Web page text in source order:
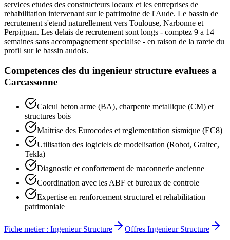
services etudes des constructeurs locaux et les entreprises de
rehabilitation intervenant sur le patrimoine de l'Aude. Le bassin de
recrutement s'etend naturellement vers Toulouse, Narbonne et
Perpignan. Les delais de recrutement sont longs - comptez 9 a 14
semaines sans accompagnement specialise - en raison de la rarete du
profil sur le bassin audois.
Competences cles du ingenieur structure evaluees a
Carcassonne
Calcul beton arme (BA), charpente metallique (CM) et
structures bois
Maitrise des Eurocodes et reglementation sismique (EC8)
Utilisation des logiciels de modelisation (Robot, Graitec,
Tekla)
Diagnostic et confortement de maconnerie ancienne
Coordination avec les ABF et bureaux de controle
Expertise en renforcement structurel et rehabilitation
patrimoniale
Fiche metier : Ingenieur Structure Offres Ingenieur Structure